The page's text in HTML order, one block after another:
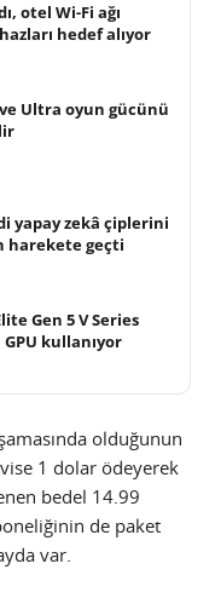
otel Wi-Fi ağı
hedef alıyor
ve Ultra oyun gücünü
yapay zekâ çiplerini
harekete geçti
Gen 5 V Series
kullanıyor
olduğunun
1 dolar ödeyerek
bedel 14.99
de paket
var.